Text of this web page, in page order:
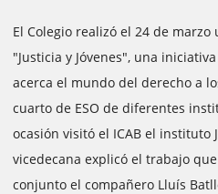
El Colegio realizó el 24 de
"Justicia y Jóvenes", una
acerca el mundo del derecho a
cuarto de ESO de diferentes
ocasión visitó el ICAB el instituto
vicedecana explicó el trabajo
conjunto el compañero Lluís